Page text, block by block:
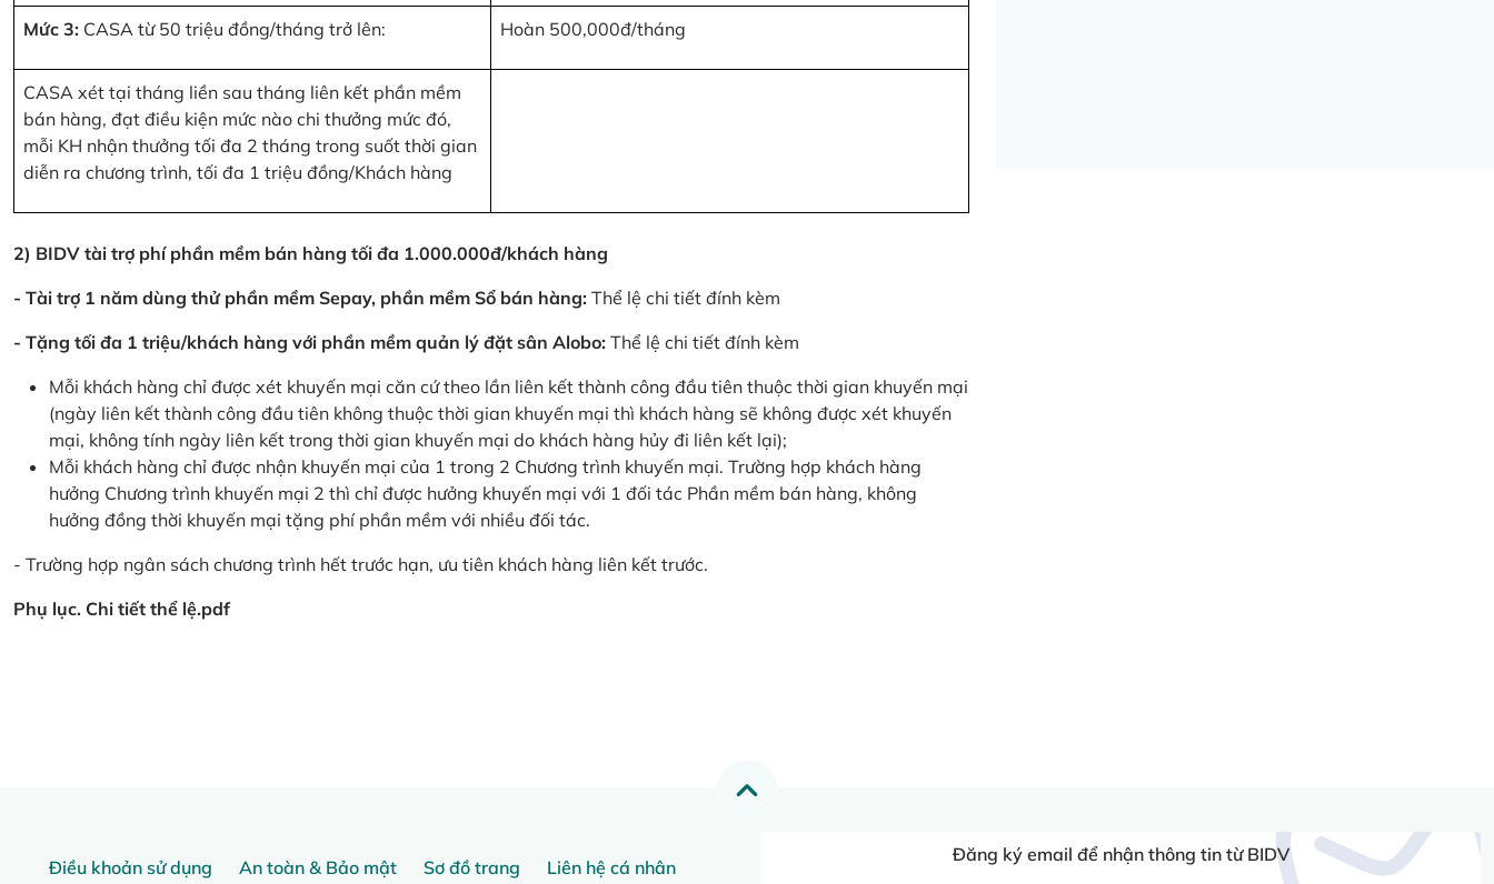
Mức 3: CASA từ 50 triệu đồng/tháng trở lên: Hoàn 500,000đ/tháng
CASA xét tại tháng liền sau tháng liên kết phần mềm
bán hàng, đạt điều kiện mức nào chi thưởng mức đó,
mỗi KH nhận thưởng tối đa 2 tháng trong suốt thời gian
diễn ra chương trình, tối đa 1 triệu đồng/Khách hàng
2) BIDV tài trợ phí phần mềm bán hàng tối đa 1.000.000đ/khách hàng
- Tài trợ 1 năm dùng thử phần mềm Sepay, phần mềm Sổ bán hàng: Thể lệ chi tiết đính kèm
- Tặng tối đa 1 triệu/khách hàng với phần mềm quản lý đặt sân Alobo: Thể lệ chi tiết đính kèm
Mỗi khách hàng chỉ được xét khuyến mại căn cứ theo lần liên kết thành công đầu tiên thuộc thời gian khuyến mại
(ngày liên kết thành công đầu tiên không thuộc thời gian khuyến mại thì khách hàng sẽ không được xét khuyến
mại, không tính ngày liên kết trong thời gian khuyến mại do khách hàng hủy đi liên kết lại);
Mỗi khách hàng chỉ được nhận khuyến mại của 1 trong 2 Chương trình khuyến mại. Trường hợp khách hàng
hưởng Chương trình khuyến mại 2 thì chỉ được hưởng khuyến mại với 1 đối tác Phần mềm bán hàng, không
hưởng đồng thời khuyến mại tặng phí phần mềm với nhiều đối tác.
- Trường hợp ngân sách chương trình hết trước hạn, ưu tiên khách hàng liên kết trước.
Phụ lục. Chi tiết thể lệ.pdf
Điều khoản sử dụng An toàn & Bảo mật Sơ đồ trang
Liên hệ cá nhân
Đăng ký email để nhận thông tin từ BIDV